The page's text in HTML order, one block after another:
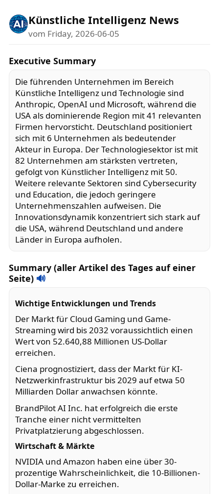
Künstliche Intelligenz News
vom Friday, 2026-06-05
Executive Summary
Die führenden Unternehmen im Bereich
Künstliche Intelligenz und Technologie sind
Anthropic, OpenAI und Microsoft, während die
USA als dominierende Region mit 41 relevanten
Firmen hervorsticht. Deutschland positioniert
sich mit 6 Unternehmen als bedeutender
Akteur in Europa. Der Technologiesektor ist mit
82 Unternehmen am stärksten vertreten,
gefolgt von Künstlicher Intelligenz mit 50.
Weitere relevante Sektoren sind Cybersecurity
und Education, die jedoch geringere
Unternehmenszahlen aufweisen. Die
Innovationsdynamik konzentriert sich stark auf
die USA, während Deutschland und andere
Länder in Europa aufholen.
Summary (aller Artikel des Tages auf einer
Seite) 🔊
Wichtige Entwicklungen und Trends
Der Markt für Cloud Gaming und Game-
Streaming wird bis 2032 voraussichtlich einen
Wert von 52.640,88 Millionen US-Dollar
erreichen.
Ciena prognostiziert, dass der Markt für KI-
Netzwerkinfrastruktur bis 2029 auf etwa 50
Milliarden Dollar anwachsen könnte.
BrandPilot AI Inc. hat erfolgreich die erste
Tranche einer nicht vermittelten
Privatplatzierung abgeschlossen.
Wirtschaft & Märkte
NVIDIA und Amazon haben eine über 30-
prozentige Wahrscheinlichkeit, die 10-Billionen-
Dollar-Marke zu erreichen.